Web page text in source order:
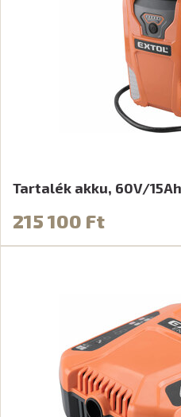
Tartalék akku, 60V/15Ah
215 100 Ft